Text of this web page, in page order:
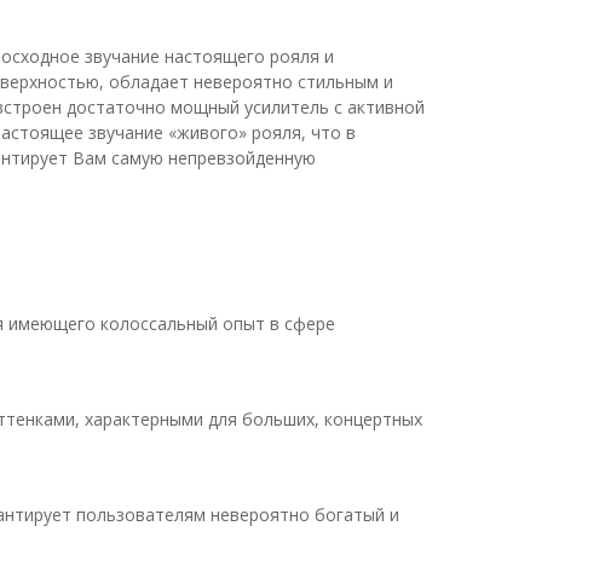
звучание настоящего рояля и
обладает невероятно стильным и
достаточно мощный усилитель с активной
звучание «живого» рояля, что в
Вам самую непревзойденную
имеющего колоссальный опыт в сфере
характерными для больших, концертных
пользователям невероятно богатый и